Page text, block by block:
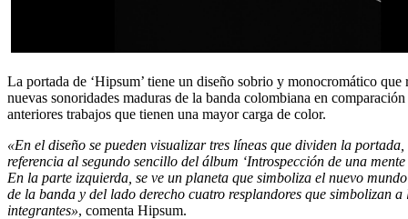
La portada de ‘Hipsum’ tiene un diseño sobrio y monocromático que
nuevas sonoridades maduras de la banda colombiana en comparación
anteriores trabajos que tienen una mayor carga de color.
«En el diseño se pueden visualizar tres líneas que dividen la
referencia al segundo sencillo del álbum ‘Introspección de una
En la parte izquierda, se ve un planeta que simboliza el nuevo
de la banda y del lado derecho cuatro resplandores que simbolizan a
integrantes», comenta Hipsum.